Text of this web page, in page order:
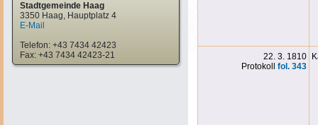
Stadtgemeinde Haag
3350 Haag, Hauptplatz 4
E-Mail
Telefon: +43 7434 42423
Fax: +43 7434 42423-21
22. 3. 1810
Protokoll fol. 343